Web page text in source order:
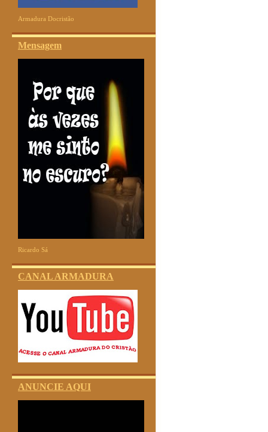
Armadura Docristão
Mensagem
Ricardo Sá
CANAL ARMADURA
ANUNCIE AQUI